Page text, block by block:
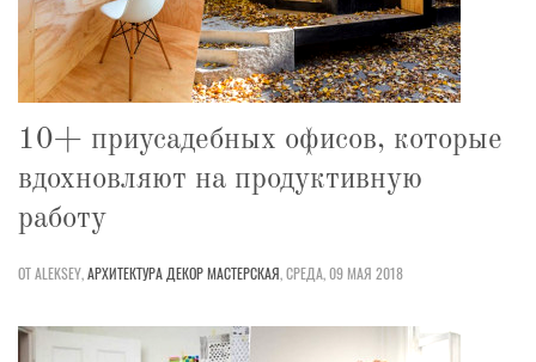
10+ приусадебных офисов, которые
вдохновляют на продуктивную
работу
ОТ ALEKSEY,АРХИТЕКТУРА ДЕКОРМАСТЕРСКАЯ,СРЕДА, 09 МАЯ 2018